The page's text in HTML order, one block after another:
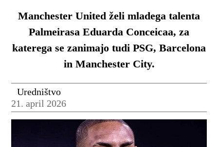
Manchester United želi mladega talenta
Palmeirasa Eduarda Conceicaa, za
katerega se zanimajo tudi PSG, Barcelona
in Manchester City.
Uredništvo
21. april 2026